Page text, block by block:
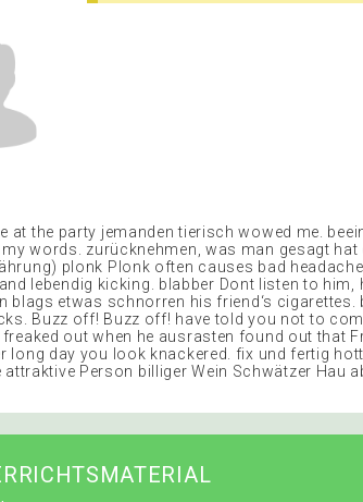
at the party jemanden tierisch wowed me.
words. zurücknehmen, was man gesagt hat
plonk Plonk often causes bad
lebendig kicking. blabber Dont listen to him,
blags etwas schnorren his friend‘s cigarettes.
Buzz off! Buzz off! have told you not to
out when he ausrasten found out that
long day you look knackered. fix und fertig
attraktive Person billiger Wein Schwätzer Hau